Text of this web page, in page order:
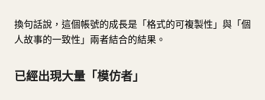
換句話說，這個帳號的成長是「格式的可複製性」與「個
人故事的一致性」兩者結合的結果。
已經出現大量「模仿者」